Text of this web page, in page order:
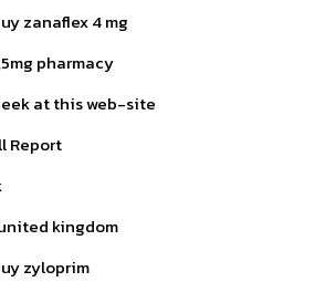
zanaflex 4 mg
pharmacy
at this web-site
Report
kingdom
zyloprim